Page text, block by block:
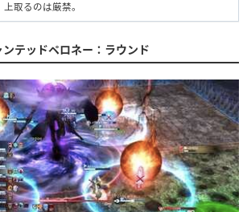
上取るのは厳禁。
テッドペロネー：ラウンド